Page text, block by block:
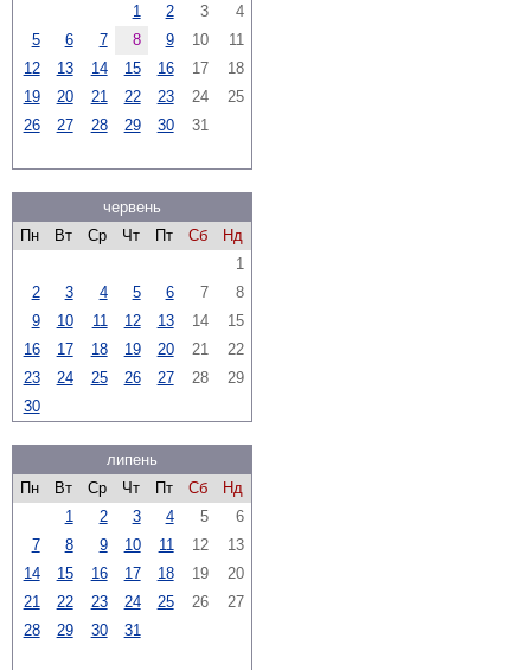
1
2 3
4
5
6 7 8 9 10
11
12
13 14 15 16 17
18
19
20 21 22 23 24
25
26
27 28 29 30 31
червень
Пн
Вт Ср Чт Пт Сб
Нд
1
2
3 4 5 6 7
8
9
10 11 12 13 14
15
16
17 18 19 20 21
22
23
24 25 26 27 28
29
30
липень
Пн
Вт Ср Чт Пт Сб
Нд
1
2 3 4 5
6
7
8 9 10 11 12
13
14
15 16 17 18 19
20
21
22 23 24 25 26
27
28
29 30 31